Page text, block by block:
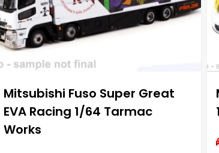
Mitsubishi Fuso Super Great
EVA Racing 1/64 Tarmac
Works